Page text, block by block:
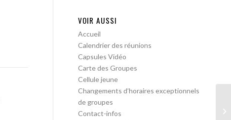
VOIR AUSSI
Accueil
Calendrier des réunions
Capsules Vidéo
Carte des Groupes
Cellule jeune
Changements d’horaires exceptionnels
de groupes
Contact-infos